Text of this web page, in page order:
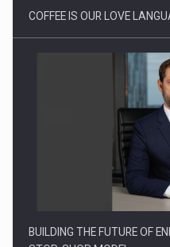
COFFEE IS OUR LOVE
BUILDING THE FUTURE OF